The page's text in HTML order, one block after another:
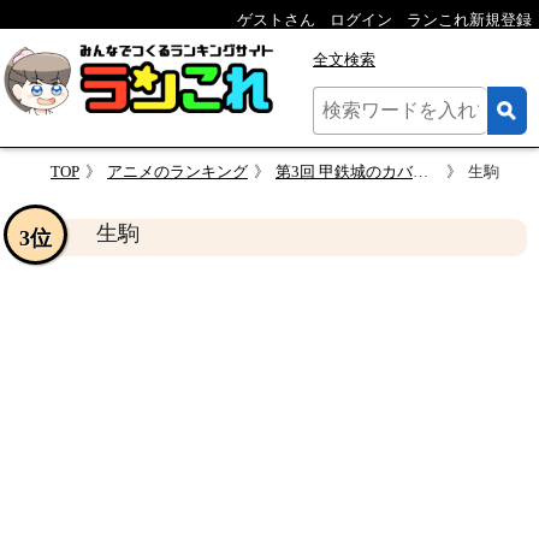
ゲストさん ログイン ランこれ新規登録
全文検索
TOP アニメのランキング 第3回 甲鉄城のカバネリ 人気キャラクターランキング 生駒
生駒
3位